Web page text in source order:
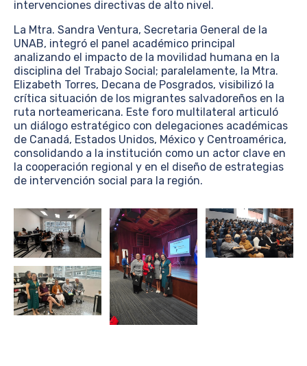
intervenciones directivas de alto nivel.
La Mtra. Sandra Ventura, Secretaria General de la
UNAB, integró el panel académico principal
analizando el impacto de la movilidad humana en la
disciplina del Trabajo Social; paralelamente, la Mtra.
Elizabeth Torres, Decana de Posgrados, visibilizó la
crítica situación de los migrantes salvadoreños en la
ruta norteamericana. Este foro multilateral articuló
un diálogo estratégico con delegaciones académicas
de Canadá, Estados Unidos, México y Centroamérica,
consolidando a la institución como un actor clave en
la cooperación regional y en el diseño de estrategias
de intervención social para la región.